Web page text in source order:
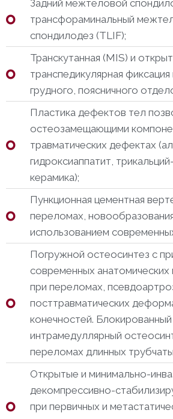
Задний межтеловой
трансфораминальный
спондилодез (TLIF);
Транскутанная (MIS) и
транспедикулярная
грудного, поясничного
Пластика дефектов тел
остеозамещающими
травматических дефектах
гидроксиаппатит,
керамика);
Пункционная цементная
переломах,
использованием
Погружной остеосинтез с
современных анатомических
при переломах,
посттравматических
конечностей. Блокированный
интрамедуллярный
переломах длинных
Открытые и минимально-
декомпрессивно-
при первичных и